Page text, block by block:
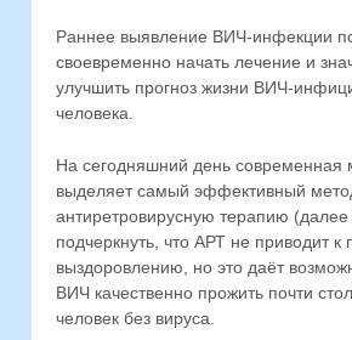
Раннее выявление ВИЧ-инфекции
своевременно начать лечение и
улучшить прогноз жизни ВИЧ-
человека.
На сегодняшний день современная
выделяет самый эффективный
антиретровирусную терапию
подчеркнуть, что АРТ не приводит к
выздоровлению, но это даёт
ВИЧ качественно прожить почти
человек без вируса.